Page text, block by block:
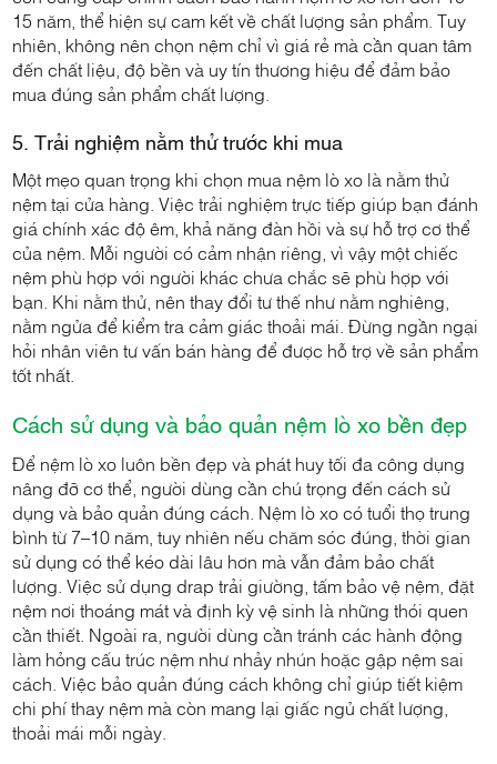
15 năm, thể hiện sự cam kết về chất lượng sản phẩm. Tuy
nhiên, không nên chọn nệm chỉ vì giá rẻ mà cần quan tâm
đến chất liệu, độ bền và uy tín thương hiệu để đảm bảo
mua đúng sản phẩm chất lượng.
5. Trải nghiệm nằm thử trước khi mua
Một mẹo quan trọng khi chọn mua nệm lò xo là nằm thử
nệm tại cửa hàng. Việc trải nghiệm trực tiếp giúp bạn đánh
giá chính xác độ êm, khả năng đàn hồi và sự hỗ trợ cơ thể
của nệm. Mỗi người có cảm nhận riêng, vì vậy một chiếc
nệm phù hợp với người khác chưa chắc sẽ phù hợp với
bạn. Khi nằm thử, nên thay đổi tư thế như nằm nghiêng,
nằm ngửa để kiểm tra cảm giác thoải mái. Đừng ngần ngại
hỏi nhân viên tư vấn bán hàng để được hỗ trợ về sản phẩm
tốt nhất.
Cách sử dụng và bảo quản nệm lò xo bền đẹp
Để nệm lò xo luôn bền đẹp và phát huy tối đa công dụng
nâng đỡ cơ thể, người dùng cần chú trọng đến cách sử
dụng và bảo quản đúng cách. Nệm lò xo có tuổi thọ trung
bình từ 7–10 năm, tuy nhiên nếu chăm sóc đúng, thời gian
sử dụng có thể kéo dài lâu hơn mà vẫn đảm bảo chất
lượng. Việc sử dụng drap trải giường, tấm bảo vệ nệm, đặt
nệm nơi thoáng mát và định kỳ vệ sinh là những thói quen
cần thiết. Ngoài ra, người dùng cần tránh các hành động
làm hỏng cấu trúc nệm như nhảy nhún hoặc gập nệm sai
cách. Việc bảo quản đúng cách không chỉ giúp tiết kiệm
chi phí thay nệm mà còn mang lại giấc ngủ chất lượng,
thoải mái mỗi ngày.